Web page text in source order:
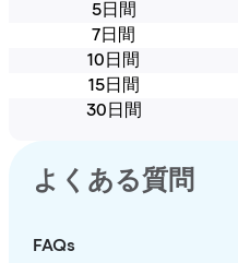
5日間
7日間
10日間
15日間
30日間
よくある質問
FAQs